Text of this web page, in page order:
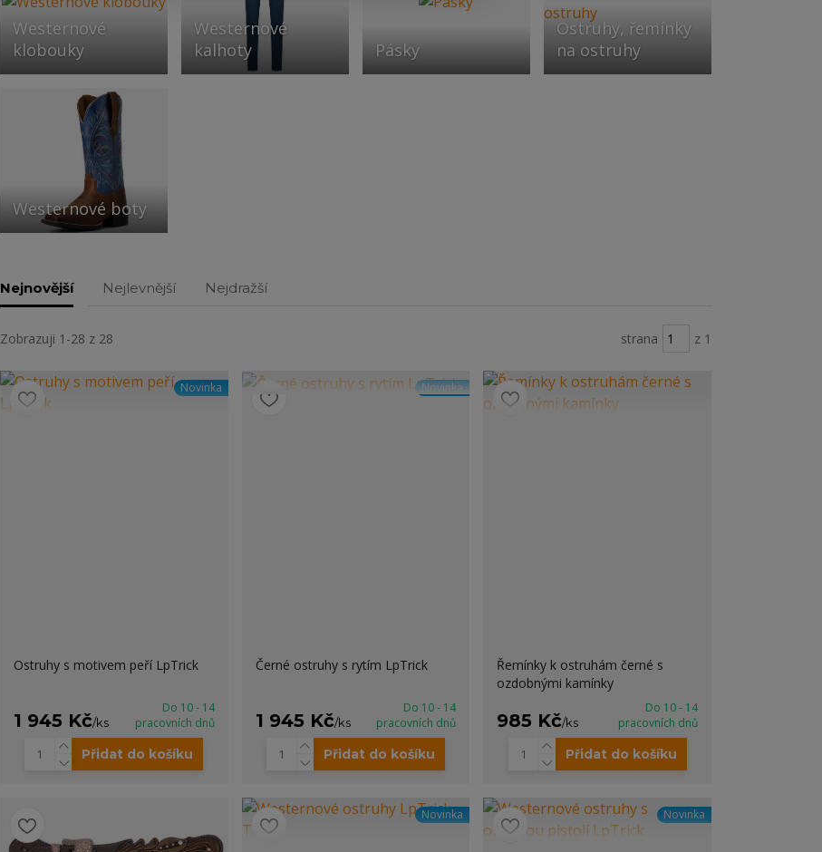
Westernové
klobouky
Westernové
kalhoty
Pásky
Ostruhy, řemínky
na ostruhy
Westernové boty
Nejnovější Nejlevnější Nejdražší
Zobrazuji 1-28 z 28 strana z 1
Novinka
Ostruhy s motivem peří LpTrick
1 945 Kč/ks
Do 10 - 14
pracovních dnů
Přidat do košíku
Novinka
Černé ostruhy s rytím LpTrick
1 945 Kč/ks
Do 10 - 14
pracovních dnů
Přidat do košíku
Řemínky k ostruhám černé s
ozdobnými kamínky
985 Kč/ks
Do 10 - 14
pracovních dnů
Přidat do košíku
Novinka Novinka